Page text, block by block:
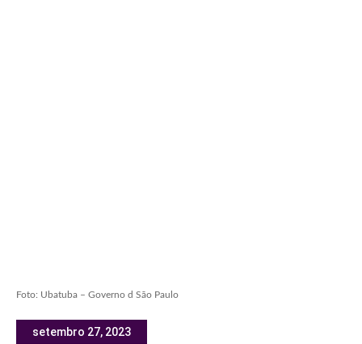
Foto: Ubatuba – Governo d São Paulo
setembro 27, 2023